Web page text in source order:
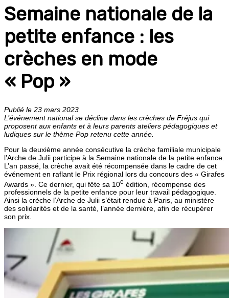
Semaine nationale de la
petite enfance : les
crèches en mode
« Pop »
Publié le 23 mars 2023
L’événement national se décline dans les crèches de Fréjus qui
proposent aux enfants et à leurs parents ateliers pédagogiques et
ludiques sur le thème Pop retenu cette année.
Pour la deuxième année consécutive la crèche familiale municipale
l’Arche de Julii participe à la Semaine nationale de la petite enfance.
L’an passé, la crèche avait été récompensée dans le cadre de cet
événement en raflant le Prix régional lors du concours des « Girafes
Awards ». Ce dernier, qui fête sa 10e édition, récompense des
professionnels de la petite enfance pour leur travail pédagogique.
Ainsi la crèche l’Arche de Julii s’était rendue à Paris, au ministère
des solidarités et de la santé, l’année dernière, afin de récupérer
son prix.